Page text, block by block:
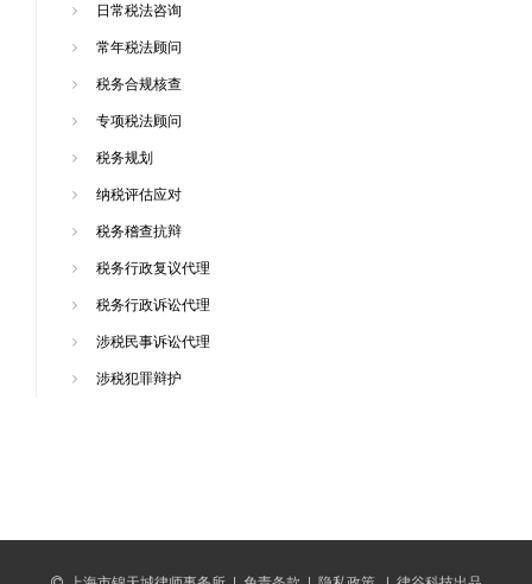
日常税法咨询
常年税法顾问
税务合规核查
专项税法顾问
税务规划
纳税评估应对
税务稽查抗辩
税务行政复议代理
税务行政诉讼代理
涉税民事诉讼代理
涉税犯罪辩护